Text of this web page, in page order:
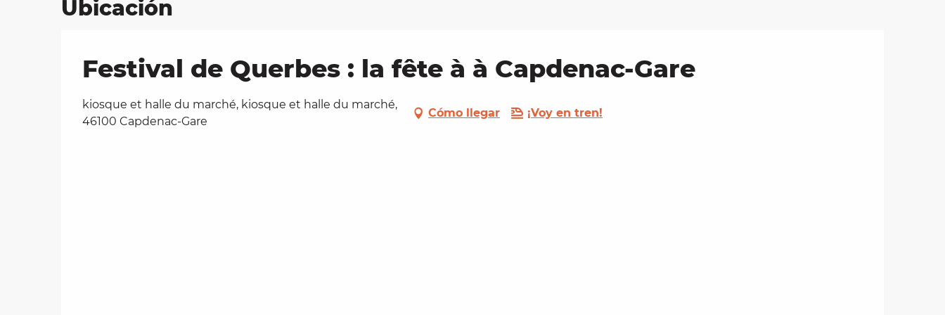
Ubicación
Festival de Querbes : la fête à à Capdenac-Gare
kiosque et halle du marché, kiosque et halle du marché,
46100 Capdenac-Gare
Cómo llegar ¡Voy en tren!